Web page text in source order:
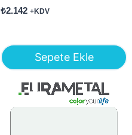
₺2.142 +KDV
Sepete Ekle